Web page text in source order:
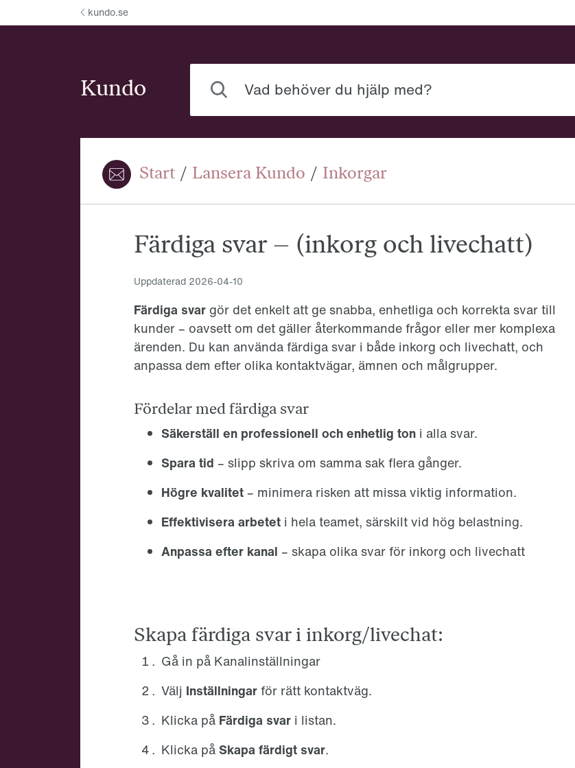
Hoppa till innehåll
Kundo
kundo.se
Du är här:Start / Lansera Kundo / Inkorgar
Färdiga svar – (inkorg och livechatt)
Uppdaterad 2026-04-10
Färdiga svar gör det enkelt att ge snabba, enhetliga och korrekta svar till
kunder – oavsett om det gäller återkommande frågor eller mer komplexa
ärenden. Du kan använda färdiga svar i både inkorg och livechatt, och
anpassa dem efter olika kontaktvägar, ämnen och målgrupper.
Fördelar med färdiga svar
Säkerställ en professionell och enhetlig ton i alla svar.
Spara tid – slipp skriva om samma sak flera gånger.
Högre kvalitet – minimera risken att missa viktig information.
Effektivisera arbetet i hela teamet, särskilt vid hög belastning.
Anpassa efter kanal – skapa olika svar för inkorg och livechatt
Skapa färdiga svar i inkorg/livechat:
Gå in på Kanalinställningar
Välj Inställningarför rätt kontaktväg.
Klicka på Färdiga svar i listan.
Klicka påSkapa färdigt svar.